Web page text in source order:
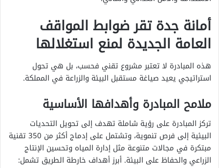
أمانة جدة تقر ضوابط المواقف
العامة الجديدة لمنع استغلالها
هذه المبادرة لا تعتبر مشروع تقني فحسب، بل هي تحول
استراتيجي يعيد صياغة مستقبل البيئة والزراعة في المملكة.
ملامح المبادرة وأهدافها الأساسية
تركز المبادرة على رؤية شاملة تهدف إلى تحويل التحديات
البيئية إلى فرص تنموية، وتشتمل على إدماج أكثر من 350 تقنية
مبتكرة في مجالات متنوعة مثل إدارة المياه وتحسين الإنتاج
الزراعي والحفاظ على البيئة. أبرز أهداف خارطة الطريق تشمل: